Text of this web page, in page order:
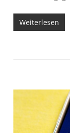
Weiterlesen